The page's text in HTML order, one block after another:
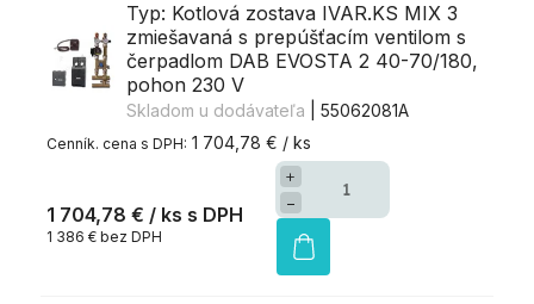
Typ: Kotlová zostava IVAR.KS MIX 3
zmiešavaná s prepúšťacím ventilom s
čerpadlom DAB EVOSTA 2 40-70/180,
pohon 230 V
Skladom u dodávateľa
| 55062081A
1 704,78 € / ks
1 704,78 € / ks
1 386 € bez DPH
+
−